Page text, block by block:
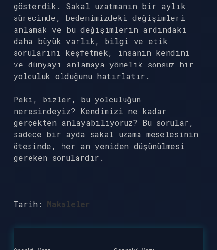
gösterdik. Sakal uzatmanın bir aylık
sürecinde, bedenimizdeki değişimleri
anlamak ve bu değişimlerin ardındaki
daha büyük varlık, bilgi ve etik
sorularını keşfetmek, insanın kendini
ve dünyayı anlamaya yönelik sonsuz bir
yolculuk olduğunu hatırlatır.
Peki, bizler, bu yolculuğun
neresindeyiz? Kendimizi ne kadar
gerçekten anlayabiliyoruz? Bu sorular,
sadece bir ayda sakal uzama meselesinin
ötesinde, her an yeniden düşünülmesi
gereken sorulardır.
Tarih: Makaleler